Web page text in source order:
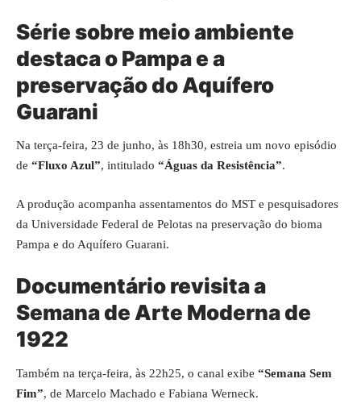
Série sobre meio ambiente
destaca o Pampa e a
preservação do Aquífero
Guarani
Na terça-feira, 23 de junho, às 18h30, estreia um novo episódio
de “Fluxo Azul”, intitulado “Águas da Resistência”.
A produção acompanha assentamentos do MST e pesquisadores
da Universidade Federal de Pelotas na preservação do bioma
Pampa e do Aquífero Guarani.
Documentário revisita a
Semana de Arte Moderna de
1922
Também na terça-feira, às 22h25, o canal exibe “Semana Sem
Fim”, de Marcelo Machado e Fabiana Werneck.